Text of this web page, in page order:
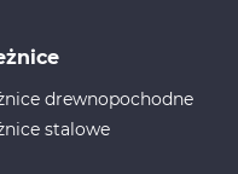
drewnopochodne
stalowe